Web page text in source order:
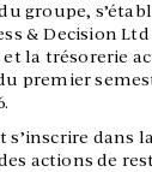
groupe,
& Decision
la trésorerie
premier
s’inscrire
actions de